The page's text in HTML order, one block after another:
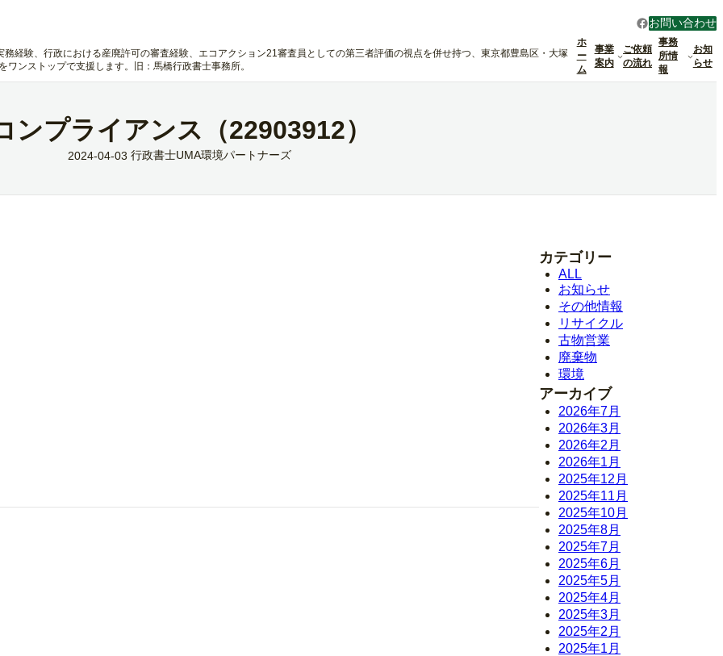
経験、行政における産廃許可の審査経験、エコアクション21審査員としての第三者評価の視点を併せ持つ、東京都豊島区・大塚
ンストップで支援します。旧：馬橋行政書士事務所。
Facebook
お問い合わせ
ホ
ー
ム
事業
案内
ご依頼
の流れ
事務
所情
報
お知
らせ
ンプライアンス（22903912）
2024-04-03 行政書士UMA環境パートナーズ
カテゴリー
ALL
お知らせ
その他情報
リサイクル
古物営業
廃棄物
環境
アーカイブ
2026年7月
2026年3月
2026年2月
2026年1月
2025年12月
2025年11月
2025年10月
2025年8月
2025年7月
2025年6月
2025年5月
2025年4月
2025年3月
2025年2月
2025年1月